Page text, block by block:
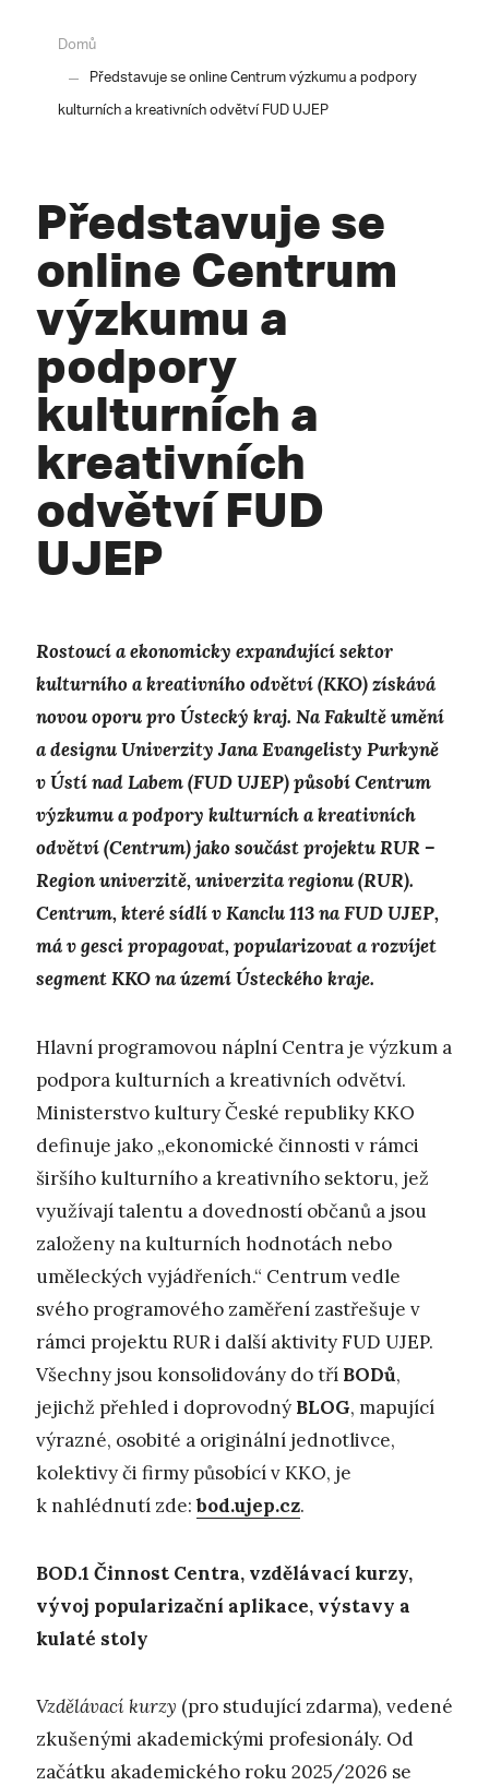
Domů
Představuje se online Centrum výzkumu a podpory
kulturních a kreativních odvětví FUD UJEP
Představuje se
online Centrum
výzkumu a
podpory
kulturních a
kreativních
odvětví FUD
UJEP
Rostoucí a ekonomicky expandující sektor
kulturního a kreativního odvětví (KKO) získává
novou oporu pro Ústecký kraj. Na Fakultě umění
a designu Univerzity Jana Evangelisty Purkyně
v Ústí nad Labem(FUDUJEP) působí Centrum
výzkumu a podpory kulturních a kreativních
odvětví (Centrum) jako součást projektu RUR –
Region univerzitě, univerzita regionu (RUR).
Centrum, které sídlí v Kanclu 113 na FUD UJEP,
má v gesci propagovat, popularizovat a rozvíjet
segment KKO na území Ústeckého kraje.
Hlavní programovou náplní Centra je výzkum a
podpora kulturních a kreativních odvětví.
Ministerstvo kultury České republiky KKO
definuje jako „ekonomické činnosti v rámci
širšího kulturního a kreativního sektoru, jež
využívají talentu a dovedností občanů a jsou
založeny na kulturních hodnotách nebo
uměleckých vyjádřeních.“ Centrum vedle
svého programového zaměření zastřešuje v
rámci projektu RUR i další aktivity FUD UJEP.
Všechny jsou konsolidovány do tří BODů,
jejichž přehled i doprovodný BLOG, mapující
výrazné, osobité a originální jednotlivce,
kolektivy či firmy působící v KKO, je
k nahlédnutí zde:bod.ujep.cz.
BOD.1 Činnost Centra, vzdělávací kurzy,
vývoj popularizační aplikace, výstavy a
kulaté stoly
Vzdělávací kurzy (pro studující zdarma), vedené
zkušenými akademickými profesionály. Od
začátku akademického roku 2025/2026 se